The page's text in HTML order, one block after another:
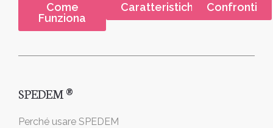
Come
Funziona
Caratteristiche Confronti
SPEDEM ®
Perché usare SPEDEM